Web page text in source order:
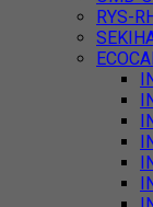
RYS-